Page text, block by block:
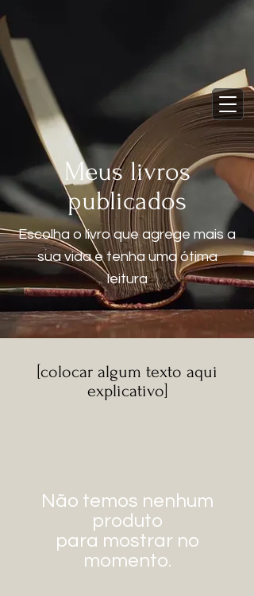
Carrinho
Meus livros
publicados
Escolha o livro que agrege mais a
sua vida e tenha uma ótima
leitura
[colocar algum texto aqui
explicativo]
Não temos nenhum
produto
para mostrar no
momento.